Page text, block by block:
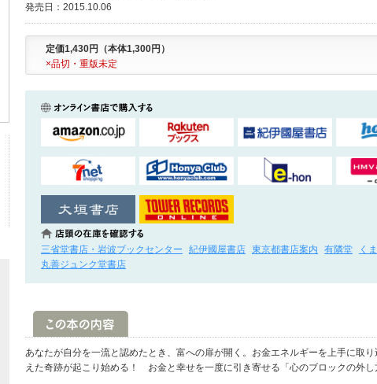
発売日：2015.10.06
定価1,430円（本体1,300円）
×品切・重版未定
三省堂書店・岩波ブックセンター 紀伊國屋書店 東京都書店案内 有隣堂
く
丸善ジュンク堂書店
あなたが自分を一流と認めたとき、富への扉が開く。お金エネルギーを上手に取
えた奇跡が起こり始める！ お金と幸せを一度に引き寄せる「心のブロックの外し